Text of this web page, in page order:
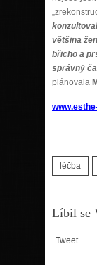
většina
břicho a
správný
plánovala
léčba
Líbil se
Tweet